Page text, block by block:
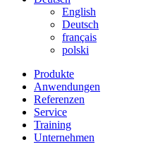
English
Deutsch
français
polski
Produkte
Anwendungen
Referenzen
Service
Training
Unternehmen